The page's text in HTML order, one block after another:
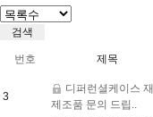
번호 제목
3
디퍼런셜케이스 재
제조품 문의 드립..